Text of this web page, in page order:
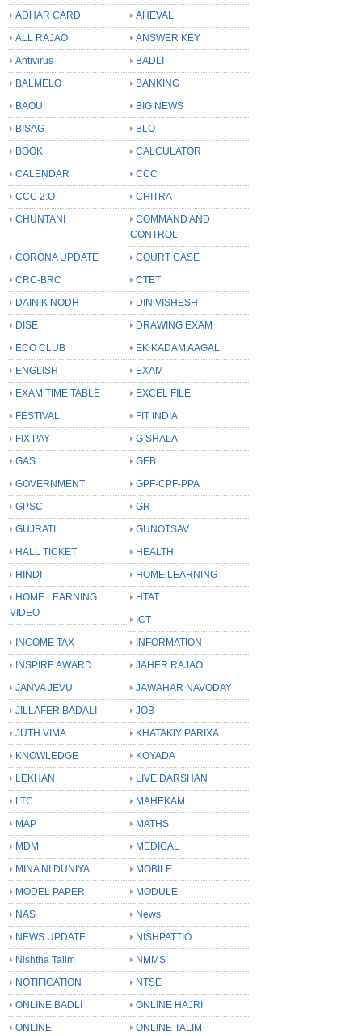
ADHAR CARD
AHEVAL
ALL RAJAO
ANSWER KEY
Antivirus
BADLI
BALMELO
BANKING
BAOU
BIG NEWS
BISAG
BLO
BOOK
CALCULATOR
CALENDAR
CCC
CCC 2.O
CHITRA
CHUNTANI
COMMAND AND
CONTROL
CORONA UPDATE
COURT CASE
CRC-BRC
CTET
DAINIK NODH
DIN VISHESH
DISE
DRAWING EXAM
ECO CLUB
EK KADAM AAGAL
ENGLISH
EXAM
EXAM TIME TABLE
EXCEL FILE
FESTIVAL
FIT INDIA
FIX PAY
G SHALA
GAS
GEB
GOVERNMENT
GPF-CPF-PPA
GPSC
GR
GUJRATI
GUNOTSAV
HALL TICKET
HEALTH
HINDI
HOME LEARNING
HOME LEARNING
VIDEO
HTAT
ICT
INCOME TAX
INFORMATION
INSPIRE AWARD
JAHER RAJAO
JANVA JEVU
JAWAHAR NAVODAY
JILLAFER BADALI
JOB
JUTH VIMA
KHATAKIY PARIXA
KNOWLEDGE
KOYADA
LEKHAN
LIVE DARSHAN
LTC
MAHEKAM
MAP
MATHS
MDM
MEDICAL
MINA NI DUNIYA
MOBILE
MODEL PAPER
MODULE
NAS
News
NEWS UPDATE
NISHPATTIO
Nishtha Talim
NMMS
NOTIFICATION
NTSE
ONLINE BADLI
ONLINE HAJRI
ONLINE
ONLINE TALIM